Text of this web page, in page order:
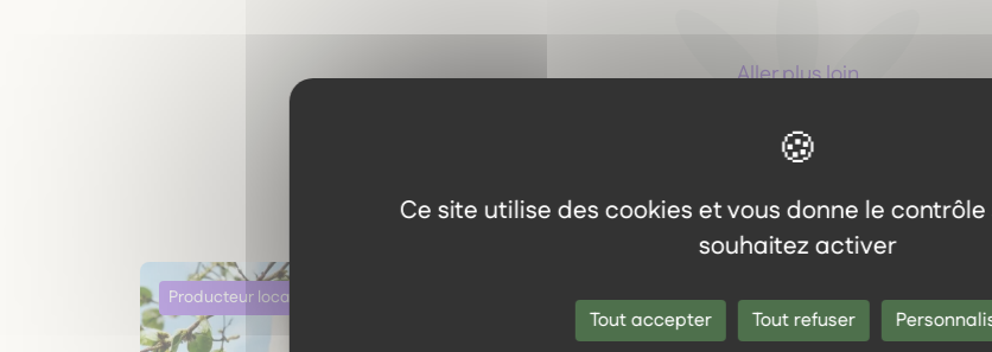
Ce site utilise des cookies et vous donne le
souhaitez activer
Tout accepter Tout refuser
Aller plus loin
Les autres produits
même gamme